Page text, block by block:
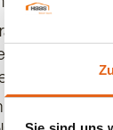
zur
bot